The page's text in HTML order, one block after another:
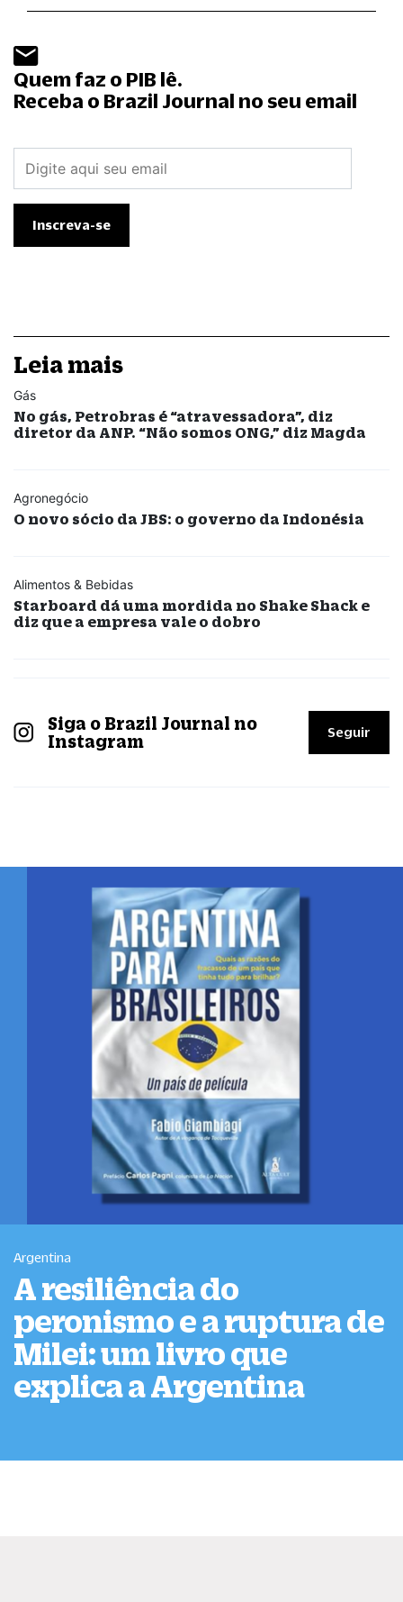
Quem faz o PIB lê.
Receba o Brazil Journal no seu email
Leia mais
Gás
No gás, Petrobras é “atravessadora”, diz
diretor da ANP. “Não somos ONG,” diz Magda
Agronegócio
O novo sócio da JBS: o governo da Indonésia
Alimentos & Bebidas
Starboard dá uma mordida no Shake Shack e
diz que a empresa vale o dobro
Siga o Brazil Journal no
Instagram
Seguir
Argentina
A resiliência do
peronismo e a ruptura de
Milei: um livro que
explica a Argentina